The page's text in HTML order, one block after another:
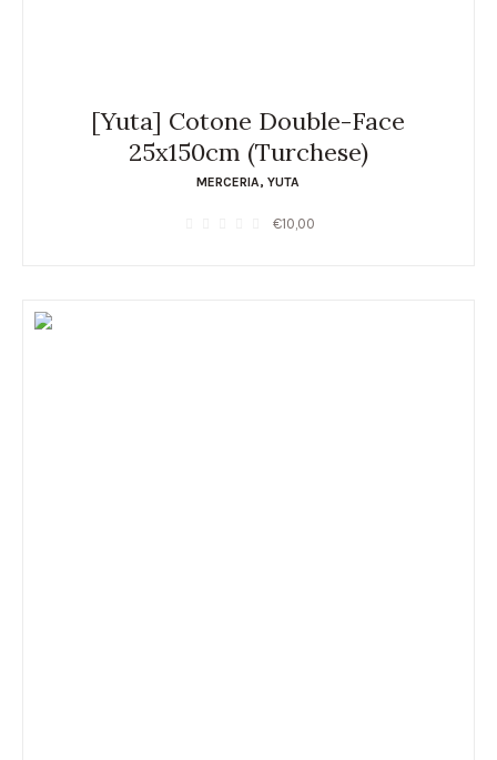
[Yuta] Cotone Double-Face
25x150cm (Turchese)
MERCERIA,YUTA
€10,00